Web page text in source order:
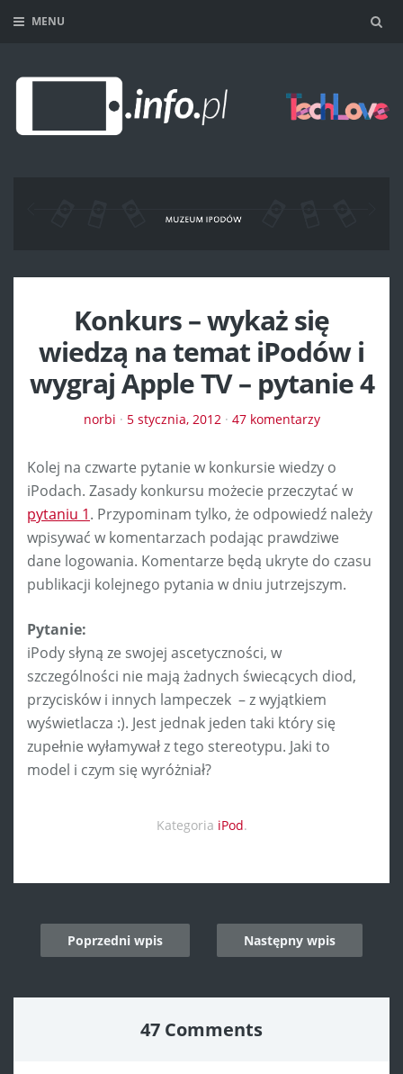
MENU
Konkurs – wykaż się
wiedzą na temat iPodów i
wygraj Apple TV – pytanie 4
norbi · 5 stycznia, 2012 · 47 komentarzy
Kolej na czwarte pytanie w konkursie wiedzy o
iPodach. Zasady konkursu możecie przeczytać w
pytaniu 1. Przypominam tylko, że odpowiedź należy
wpisywać w komentarzach podając prawdziwe
dane logowania. Komentarze będą ukryte do czasu
publikacji kolejnego pytania w dniu jutrzejszym.
Pytanie:
iPody słyną ze swojej ascetyczności, w
szczególności nie mają żadnych świecących diod,
przycisków i innych lampeczek – z wyjątkiem
wyświetlacza :). Jest jednak jeden taki który się
zupełnie wyłamywał z tego stereotypu. Jaki to
model i czym się wyróżniał?
Kategoria iPod.
Post
navigation
Poprzedni wpis Następny wpis
47 Comments